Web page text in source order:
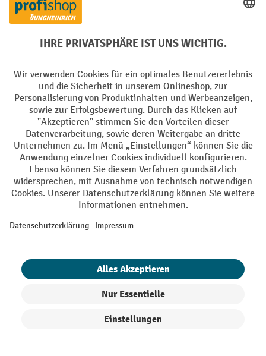
Creditcard (Master)
Facebook
YouTube
LinkedIn
Instagram
AGB Impressum Datenschutz
Barrierefreiheit Privacy Settings
Alle Preise exkl. gesetzl. Mehrwertsteuer zzgl.Versandkosten und ggf.
Nachnahmegebühren, wenn nicht anders angegeben.
¹ Der Rabatt gilt so lange der Vorrat reicht. Der Rabatt gilt nicht auf
Erstregistrierung für den Newsletter gewährt. Der Gutschein ist 10
Tage gültig und kann ab einem Netto-Bestellwert von 250,- € online
eingelöst werden. Die Höhe des Rabatts variiert je nach
Arbeitsschutz | 5% auf Werkstatt, Betrieb, Transport, Stapeln und